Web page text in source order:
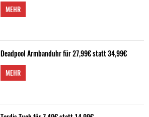
MEHR
Deadpool Armbanduhr für 27,99€ statt 34,99€
MEHR